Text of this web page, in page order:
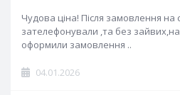
Чудова ціна! Після замовлення на
зателефонували ,та без
оформили замовлення ..
04.01.2026